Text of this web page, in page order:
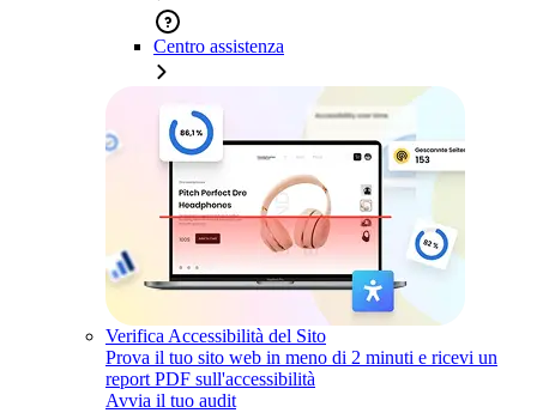
Centro assistenza
Verifica Accessibilità del Sito
Prova il tuo sito web in meno di 2 minuti e ricevi un
report PDF sull'accessibilità
Avvia il tuo audit